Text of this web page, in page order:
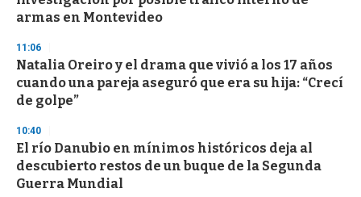
armas en Montevideo
11:06
Natalia Oreiro y el drama que vivió a los 17 años
cuando una pareja aseguró que era su hija: “Crecí
de golpe”
10:40
El río Danubio en mínimos históricos deja al
descubierto restos de un buque de la Segunda
Guerra Mundial